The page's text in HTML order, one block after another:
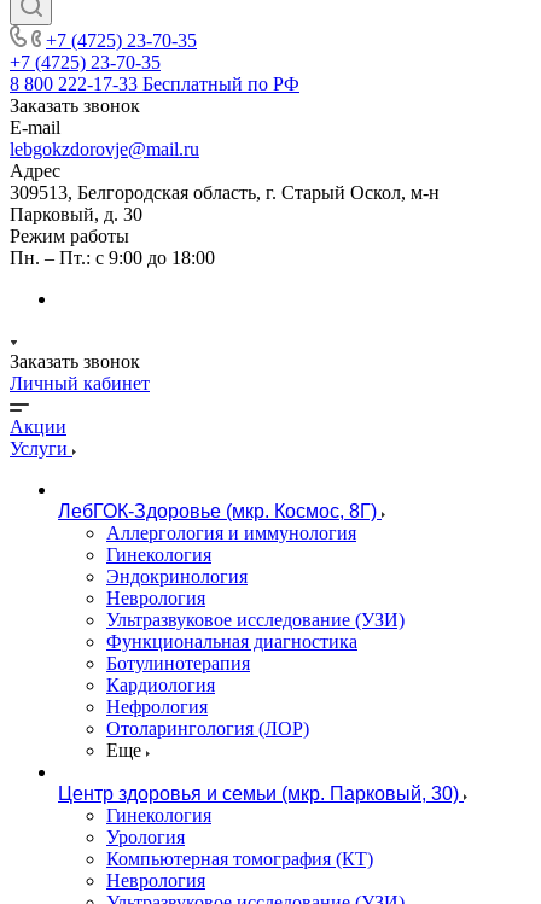
+7 (4725) 23-70-35
+7 (4725) 23-70-35
8 800 222-17-33 Бесплатный по РФ
Заказать звонок
E-mail
lebgokzdorovje@mail.ru
Адрес
309513, Белгородская область, г. Старый Оскол, м-н
Парковый, д. 30
Режим работы
Пн. – Пт.: с 9:00 до 18:00
Заказать звонок
Личный кабинет
Акции
Услуги
ЛебГОК-Здоровье (мкр. Космос, 8Г)
Аллергология и иммунология
Гинекология
Эндокринология
Неврология
Ультразвуковое исследование (УЗИ)
Функциональная диагностика
Ботулинотерапия
Кардиология
Нефрология
Отоларингология (ЛОР)
Еще
Центр здоровья и семьи (мкр. Парковый, 30)
Гинекология
Урология
Компьютерная томография (КТ)
Неврология